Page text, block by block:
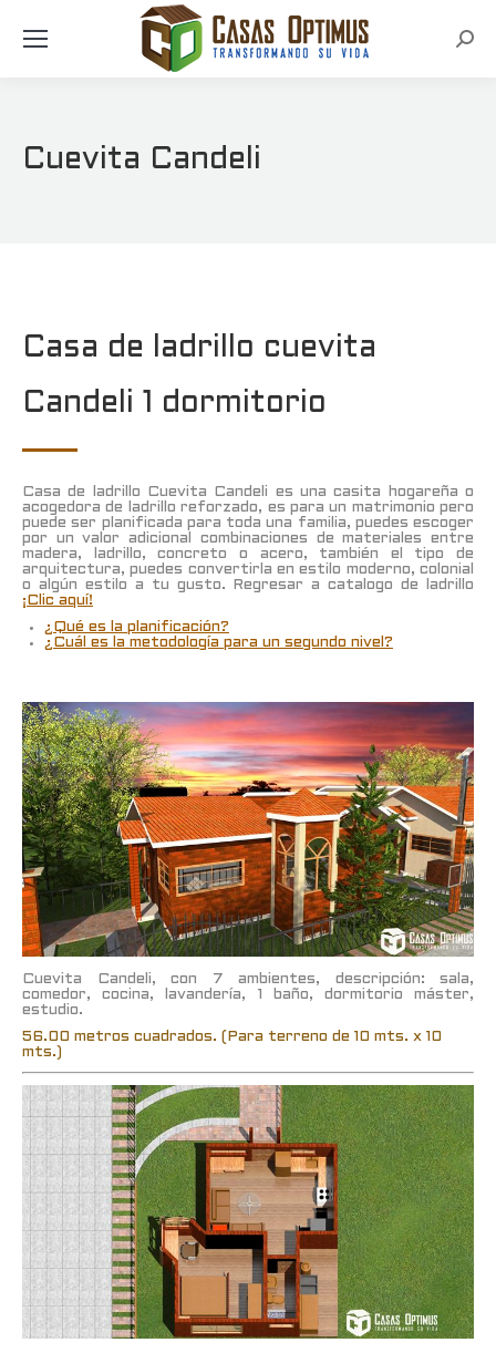
Cuevita Candeli
Casa de ladrillo cuevita
Candeli 1 dormitorio
Casa de ladrillo Cuevita Candeli es una casita hogareña o
acogedora de ladrillo reforzado, es para un matrimonio pero
puede ser planificada para toda una familia, puedes escoger
por un valor adicional combinaciones de materiales entre
madera, ladrillo, concreto o acero, también el tipo de
arquitectura, puedes convertirla en estilo moderno, colonial
o algún estilo a tu gusto. Regresar a catalogo de ladrillo
¡Clic aquí!
¿Qué es la planificación?
¿Cuál es la metodología para un segundo nivel?
Cuevita Candeli, con 7 ambientes, descripción: sala,
comedor, cocina, lavandería, 1 baño, dormitorio máster,
estudio.
56.00 metros cuadrados. (Para terreno de 10 mts. x 10
mts.)